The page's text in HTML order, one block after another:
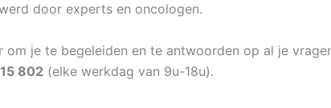
door experts en oncologen.
om je te begeleiden en te antwoorden op al je
802(elke werkdag van 9u-18u).